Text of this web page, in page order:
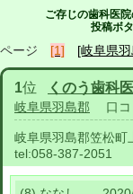
ご存じの歯科医
投稿ボ
ページ [1] [岐阜県
1位 くのう歯科
岐阜県羽島郡 口コ
岐阜県羽島郡笠松町
tel:058-387-2051